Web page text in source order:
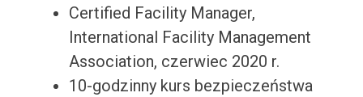
Certified Facility Manager,
International Facility Management
Association, czerwiec 2020 r.
10-godzinny kurs bezpieczeństwa